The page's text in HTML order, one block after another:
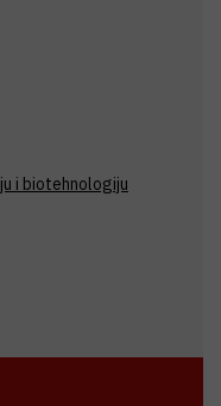
i biotehnologiju